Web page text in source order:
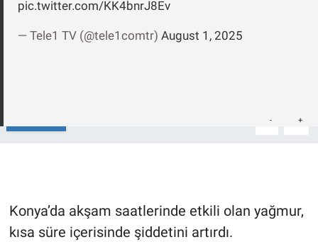
pic.twitter.com/KK4bnrJ8Ev
— Tele1 TV (@tele1comtr) August 1, 2025
- +
Konya’da akşam saatlerinde etkili olan yağmur,
kısa süre içerisinde şiddetini artırdı.
Eğlence
Ekonomi
Gün Ortası